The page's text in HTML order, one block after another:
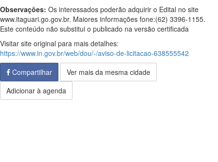
Observações: Os interessados poderão adquirir o Edital no site
www.itaguari.go.gov.br. Maiores informações fone:(62) 3396-1155.
Este conteúdo não substitui o publicado na versão certificada
Visitar site original para mais detalhes:
https://www.in.gov.br/web/dou/-/aviso-de-licitacao-638555542
Compartilhar
Ver mais da mesma cidade
Adicionar à agenda